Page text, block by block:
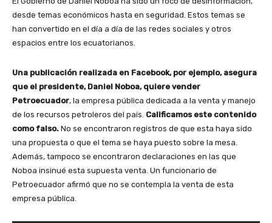
desde temas económicos hasta en seguridad. Estos temas se
han convertido en el día a día de las redes sociales y otros
espacios entre los ecuatorianos.
Una publicación realizada en Facebook, por ejemplo, asegura
que el presidente, Daniel Noboa, quiere vender
Petroecuador, la empresa pública dedicada a la venta y manejo
de los recursos petroleros del país. Calificamos este contenido
como falso. No se encontraron registros de que esta haya sido
una propuesta o que el tema se haya puesto sobre la mesa.
Además, tampoco se encontraron declaraciones en las que
Noboa insinué esta supuesta venta. Un funcionario de
Petroecuador afirmó que no se contempla la venta de esta
empresa pública.